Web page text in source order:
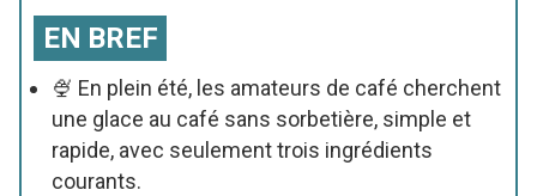
EN BREF
🍨 En plein été, les amateurs de café cherchent
une glace au café sans sorbetière, simple et
rapide, avec seulement trois ingrédients
courants.